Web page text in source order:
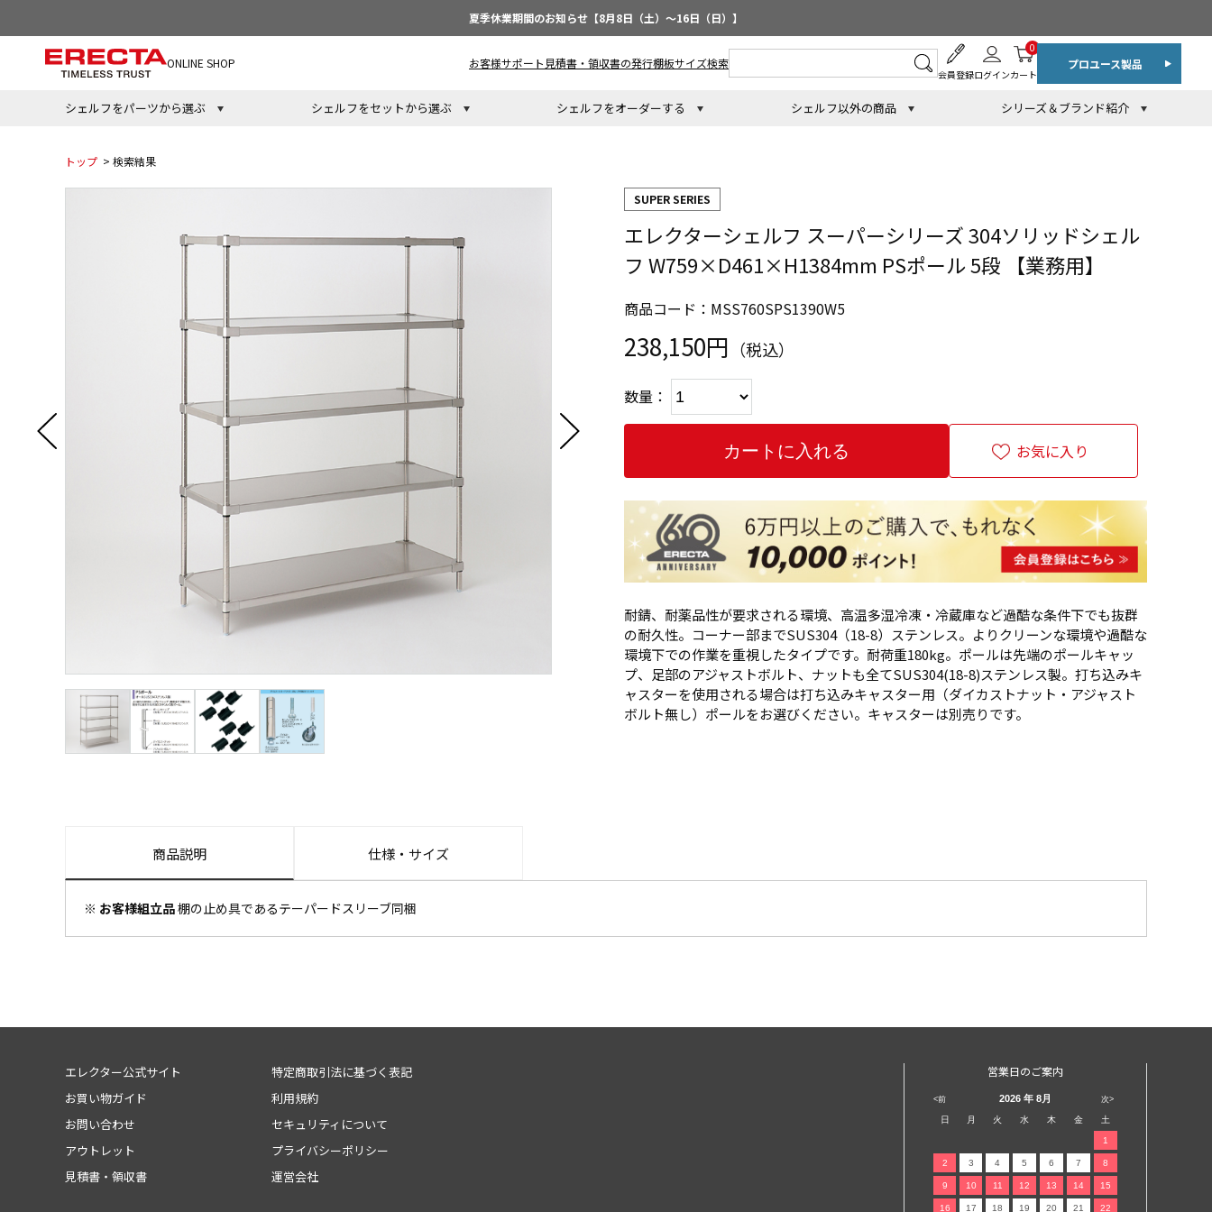
夏季休業期間のお知らせ【8月8日（土）～16日（日）】
ONLINE SHOP お客様サポート 見積書・領収書の発行棚板サイズ検索
会員登録ログインカート
0
プロユース製品
シェルフをパーツから選ぶ シェルフをセットから選ぶ シェルフをオーダーする シェルフ以外の商品 シリーズ＆ブランド紹介
トップ > 検索結果
SUPER SERIES
エレクターシェルフ スーパーシリーズ 304ソリッドシェル
フ W759×D461×H1384mm PSポール 5段 【業務用】
商品コード：MSS760SPS1390W5
238,150円 （税込）
数量：
お気に入り
耐錆、耐薬品性が要求される環境、高温多湿冷凍・冷蔵庫など過酷な条件下でも抜群
の耐久性。コーナー部までSUS304（18-8）ステンレス。よりクリーンな環境や過酷な
環境下での作業を重視したタイプです。耐荷重180kg。ポールは先端のポールキャッ
プ、足部のアジャストボルト、ナットも全てSUS304(18-8)ステンレス製。打ち込みキ
ャスターを使用される場合は打ち込みキャスター用（ダイカストナット・アジャスト
ボルト無し）ポールをお選びください。キャスターは別売りです。
商品説明 仕様・サイズ
※ お客様組立品棚の止め具であるテーパードスリーブ同梱
エレクター公式サイト
お買い物ガイド
お問い合わせ
アウトレット
見積書・領収書
特定商取引法に基づく表記
利用規約
セキュリティについて
プライバシーポリシー
運営会社
営業日のご案内
<前 次>
2026 年 8月
日 月 火 水 木 金 土
1
2 3 4 5 6 7 8
9 10 11 12 13 14 15
16 17 18 19 20 21 22